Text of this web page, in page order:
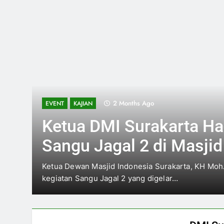
KEGIATAN MASJID 2 Weeks Ago
DMI Surakarta
September 2026
Pimpinan Daerah Dewan Masjid Indonesia (PD
menetapkan pelaksanaan Musyawarah Daerah